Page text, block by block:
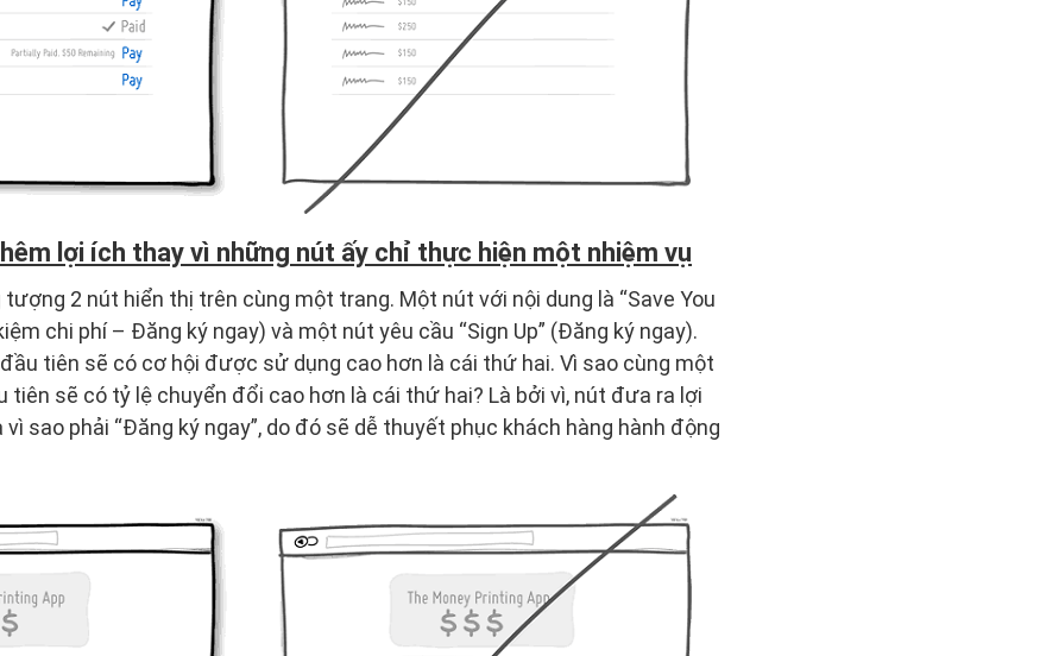
lợi ích thay vì những nút ấy chỉ thực hiện một nhiệm vụ
2 nút hiển thị trên cùng một trang. Một nút với nội dung là “Save You
chi phí – Đăng ký ngay) và một nút yêu cầu “Sign Up” (Đăng ký ngay).
tiên sẽ có cơ hội được sử dụng cao hơn là cái thứ hai. Vì sao cùng một
sẽ có tỷ lệ chuyển đổi cao hơn là cái thứ hai? Là bởi vì, nút đưa ra lợi
sao phải “Đăng ký ngay”, do đó sẽ dễ thuyết phục khách hàng hành động